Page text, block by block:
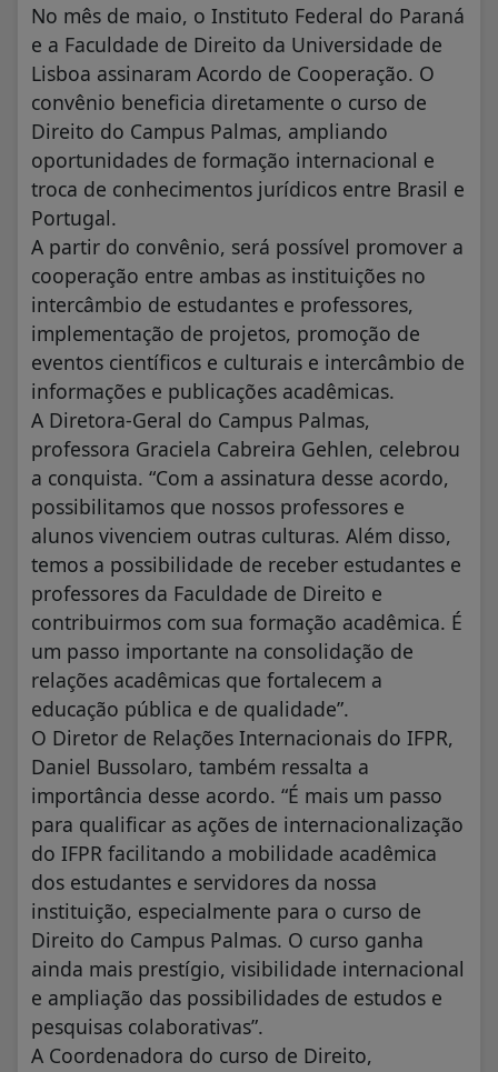
No mês de maio, o Instituto Federal do Paraná
e a Faculdade de Direito da Universidade de
Lisboa assinaram Acordo de Cooperação. O
convênio beneficia diretamente o curso de
Direito do Campus Palmas, ampliando
oportunidades de formação internacional e
troca de conhecimentos jurídicos entre Brasil e
Portugal.
A partir do convênio, será possível promover a
cooperação entre ambas as instituições no
intercâmbio de estudantes e professores,
implementação de projetos, promoção de
eventos científicos e culturais e intercâmbio de
informações e publicações acadêmicas.
A Diretora-Geral do Campus Palmas,
professora Graciela Cabreira Gehlen, celebrou
a conquista. “Com a assinatura desse acordo,
possibilitamos que nossos professores e
alunos vivenciem outras culturas. Além disso,
temos a possibilidade de receber estudantes e
professores da Faculdade de Direito e
contribuirmos com sua formação acadêmica. É
um passo importante na consolidação de
relações acadêmicas que fortalecem a
educação pública e de qualidade”.
O Diretor de Relações Internacionais do IFPR,
Daniel Bussolaro, também ressalta a
importância desse acordo. “É mais um passo
para qualificar as ações de internacionalização
do IFPR facilitando a mobilidade acadêmica
dos estudantes e servidores da nossa
instituição, especialmente para o curso de
Direito do Campus Palmas. O curso ganha
ainda mais prestígio, visibilidade internacional
e ampliação das possibilidades de estudos e
pesquisas colaborativas”.
A Coordenadora do curso de Direito,